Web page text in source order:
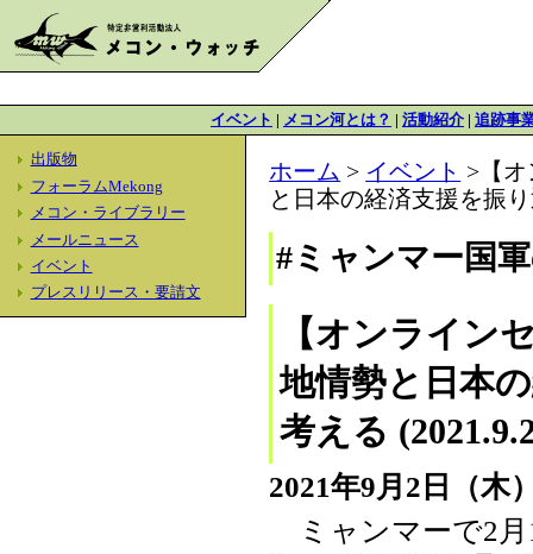
イベント | メコン河とは？ | 活動紹介 | 追跡事
出版物
フォーラムMekong
メコン・ライブラリー
メールニュース
イベント
プレスリリース・要請文
ホーム > イベント >【
と日本の経済支援を振
#ミャンマー国
【オンライン
地情勢と日本
考える
2021年9月2日（木
ミャンマーで2月